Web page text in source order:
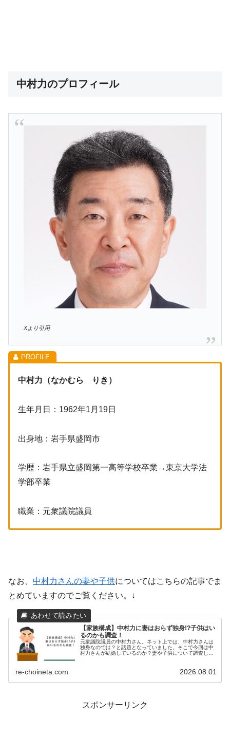
中村力のプロフィール
Xより引用
中村力（なかむら りき）
生年月日：1962年1月19日
出身地：岩手県盛岡市
学歴：岩手県立盛岡第一高等学校卒業→東京大学法
学部卒業
職業：元衆議院議員
なお、 中村力さんの妻や子供についてはこちらの記事でま
とめていますのでご覧ください。↓
【家族構成】中村力に妻はおらず独身!?子供はい
るのかも調査！
元衆議院議員の中村力さん。ネット上では、中村力さんは
独身なのでは？と話題となっていました。そこで今回は中
村力さんが結婚しているのか？妻や子供について調査しま
re-choineta.com 2026.08.01
スポンサーリンク